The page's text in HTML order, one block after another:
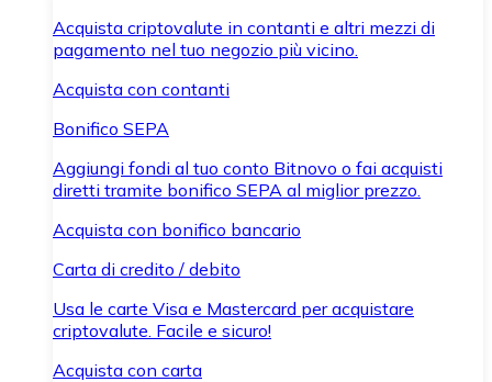
Acquista criptovalute in contanti e altri mezzi di
pagamento nel tuo negozio più vicino.
Acquista con contanti
Bonifico SEPA
Aggiungi fondi al tuo conto Bitnovo o fai acquisti
diretti tramite bonifico SEPA al miglior prezzo.
Acquista con bonifico bancario
Carta di credito / debito
Usa le carte Visa e Mastercard per acquistare
criptovalute. Facile e sicuro!
Acquista con carta